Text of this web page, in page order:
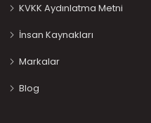
KVKK Aydınlatma Metni
İnsan Kaynakları
Markalar
Blog